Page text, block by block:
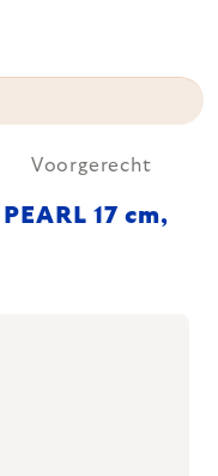
Voorgerecht
17 cm,